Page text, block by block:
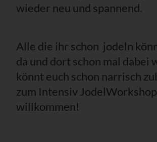
wieder neu und spannend.
Alle die ihr schon jodeln
da und dort schon mal dabei
könnt euch schon narrisch
zum Intensiv
willkommen!